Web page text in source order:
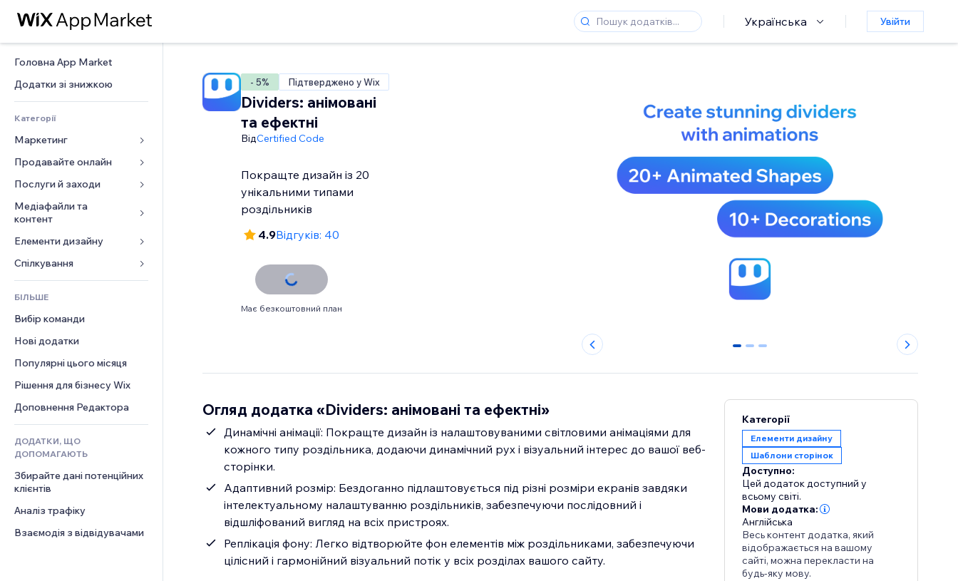
Українська Увійти
Головна App Market
Додатки зі знижкою
Категорії
Маркетинг
Реклама
Мобільний
Аналітика
Соцмережі
SEO
Залучення
Розміщення сайту
Ел. пошта
Конверсія
Продавайте онлайн
Додатки для магазинів
Надсилання та доставка
Кнопки продажу
Онлайн‑курси
Друк на замовлення
Бухгалтерський облік
Купони й лояльність
Рішення для складів
Дропшипінг
Тарифні плани й підписки
Краудфандинг
Їжа та напої
Послуги й заходи
Готелі
Заходи
Ресторани
Нерухомість
Медіафайли та
контент
Галерея
Музика
Подкасти
Фотографія
Відео
PDF
Обмін файлами
Новини
Елементи дизайну
Карти й навігація
Конфіденційність і безпека
Годинник
Шаблони сторінок
Ефекти зображення
Кнопки та меню
Банери та бейджі
Калькулятори
Пошук
Погода
Графіки й таблиці
Форми
Опитування
Чат
Коментарі
Телефон
Спільнота
Відгуки
CRM
БІЛЬШЕ
Вибір команди
Нові додатки
Популярні цього місяця
Рішення для бізнесу Wix
Доповнення Редактора
ДОДАТКИ, ЩО
ДОПОМАГАЮТЬ
Збирайте дані потенційних
клієнтів
Аналіз трафіку
Взаємодія з відвідувачами
- 5% Підтверджено у Wix
Dividers: анімовані
та ефектні
ВідCertified Code
Покращте дизайн із 20
унікальними типами
роздільників
4.9Відгуків: 40
Має безкоштовний план
0 1 2
Огляд додатка «Dividers: анімовані та ефектні»
Динамічні анімації: Покращте дизайн із налаштовуваними світловими анімаціями для
кожного типу роздільника, додаючи динамічний рух і візуальний інтерес до вашої веб-
сторінки.
Адаптивний розмір: Бездоганно підлаштовується під різні розміри екранів завдяки
інтелектуальному налаштуванню роздільників, забезпечуючи послідовний і
відшліфований вигляд на всіх пристроях.
Реплікація фону: Легко відтворюйте фон елементів між роздільниками, забезпечуючи
цілісний і гармонійний візуальний потік у всіх розділах вашого сайту.
Категорії
Елементи дизайну
Шаблони сторінок
Доступно:
Цей додаток доступний у
всьому світі.
Мови додатка:
Англійська
Весь контент додатка, який
відображається на вашому
сайті, можна перекласти на
будь-яку мову.